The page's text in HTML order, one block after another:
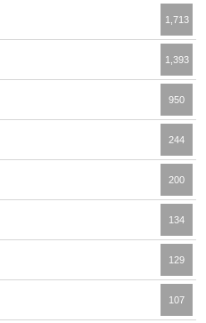
1,713
1,393
950
244
200
134
129
107